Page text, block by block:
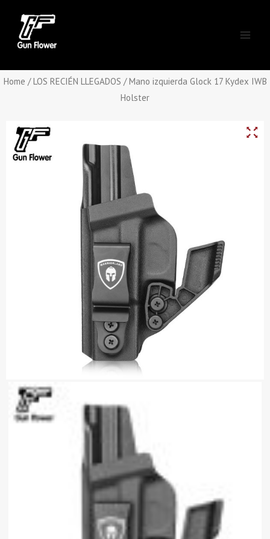
content
Home /LOS RECIÉN LLEGADOS / Mano izquierda Glock 17 Kydex IWB
Holster